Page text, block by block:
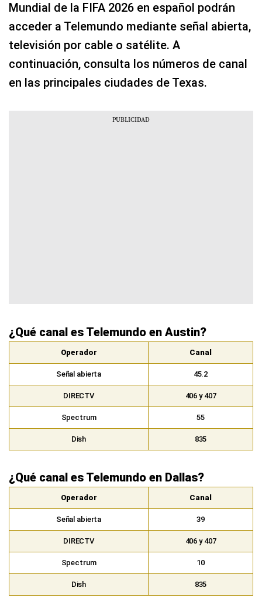
Mundial de la FIFA 2026 en español podrán
acceder a Telemundo mediante señal abierta,
televisión por cable o satélite. A
continuación, consulta los números de canal
en las principales ciudades de Texas.
¿Qué canal es Telemundo en Austin?
Operador Canal
Señal abierta 45.2
DIRECTV 406 y 407
Spectrum 55
Dish 835
¿Qué canal es Telemundo en Dallas?
Operador Canal
Señal abierta 39
DIRECTV 406 y 407
Spectrum 10
Dish 835